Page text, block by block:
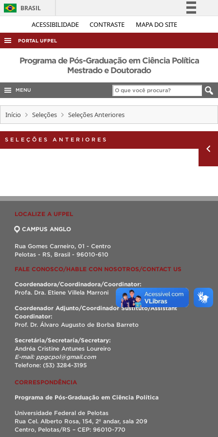
ACESSIBILIDADE CONTRASTE MAPA DO SITE
BRASIL
Simplifique!
Acesso à informação
Legislação
Canais
PORTAL UFPEL
ACESSO À INFORMAÇÃO
COBALTO
CONCURSOS
EDITAIS
INTERNACIONAL
Programa de Pós-Graduação em Ciência Política
Mestrado e Doutorado
MENU
Início Seleções Seleções Anteriores
SELEÇÕES ANTERIORES
LOCALIZE A UFPEL
CAMPUS ANGLO
Rua Gomes Carneiro, 01 - Centro
Pelotas - RS, Brasil - 96010-610
FALE CONOSCO/HABLE CON NOSOTROS/CONTACT US
Coordenadora/Coordinadora/Coordinator:
Profa. Dra. Etiene Villela Marroni
Coordenador Adjunto/Coordinador Sustituto/Assistant
Coordinator:
Prof. Dr. Álvaro Augusto de Borba Barreto
Secretária/Secretaría/Secretary:
Andréa Cristine Antunes Loureiro
E-mail: ppgcpol@gmail.com
Telefone: (53) 3284-3195
CORRESPONDÊNCIA
Programa de Pós-Graduação em Ciência Política
Universidade Federal de Pelotas
Rua Cel. Alberto Rosa, 154, 2º andar, sala 209
Centro, Pelotas/RS – CEP: 96010-770